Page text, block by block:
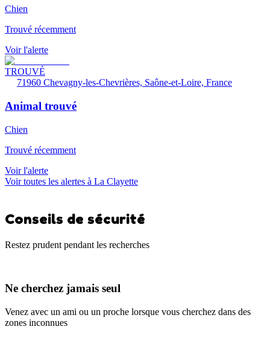
Chien
Trouvé récemment
Voir l'alerte
TROUVÉ
71960 Chevagny-les-Chevrières, Saône-et-Loire, France
Animal trouvé
Chien
Trouvé récemment
Voir l'alerte
Voir toutes les alertes à La Clayette
Conseils de sécurité
Restez prudent pendant les recherches
Ne cherchez jamais seul
Venez avec un ami ou un proche lorsque vous cherchez dans des
zones inconnues